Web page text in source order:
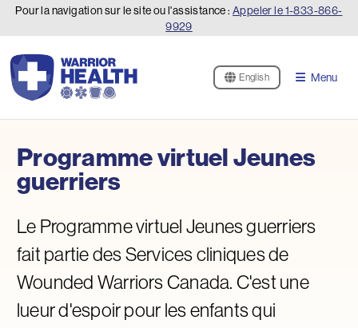
Pour la navigation sur le site ou l'assistance : Appeler le1-833-866-
9929
English Menu
Programme virtuel Jeunes
guerriers
Le Programme virtuel Jeunes guerriers
fait partie des Services cliniques de
Wounded Warriors Canada. C'est une
lueur d'espoir pour les enfants qui